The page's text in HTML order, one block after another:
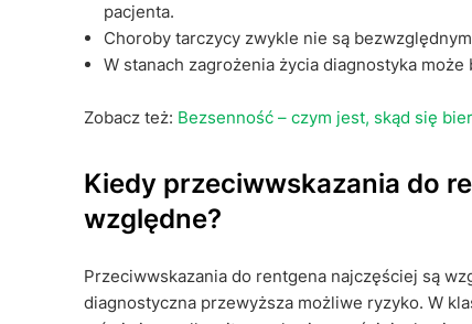
pacjenta.
Choroby tarczycy zwykle nie są
W stanach zagrożenia życia diagnostyka
Zobacz też: Bezsenność – czym jest, skąd się
Kiedy przeciwwskazania do
względne?
Przeciwwskazania do rentgena najczęściej są
diagnostyczna przewyższa możliwe ryzyko. W